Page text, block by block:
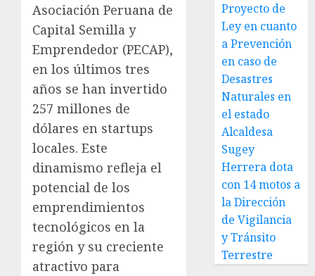
Asociación Peruana de
Capital Semilla y
Emprendedor (PECAP),
en los últimos tres
años se han invertido
257 millones de
dólares en startups
locales. Este
dinamismo refleja el
potencial de los
emprendimientos
tecnológicos en la
región y su creciente
atractivo para
Proyecto de
Ley en cuanto
a Prevención
en caso de
Desastres
Naturales en
el estado
Alcaldesa
Sugey
Herrera dota
con 14 motos a
la Dirección
de Vigilancia
y Tránsito
Terrestre